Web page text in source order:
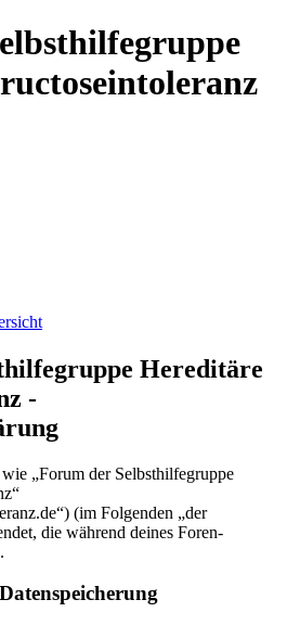
Hereditäre
-
„Forum der Selbsthilfegruppe
(im Folgenden „der
die während deines Foren-